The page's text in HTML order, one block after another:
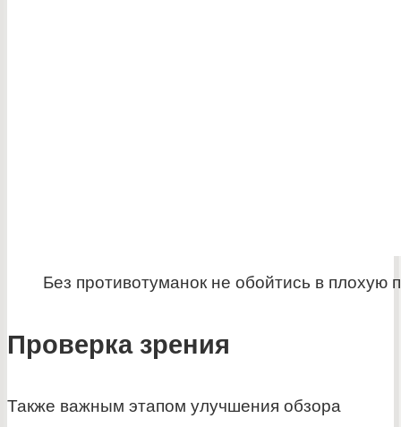
Без противотуманок не обойтись в плохую
Проверка зрения
Также важным этапом улучшения обзора